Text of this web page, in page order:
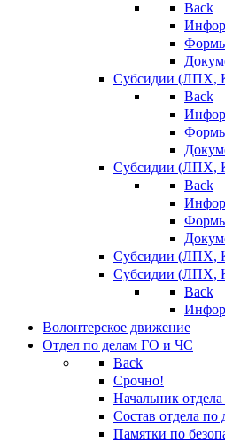
Back
Формы
Субсидии (ЛПХ,
Back
Формы
Субсидии (ЛПХ,
Back
Формы
Субсидии (ЛПХ,
Субсидии (ЛПХ,
Back
Волонтерское движение
Отдел по делам ГО и ЧС
Back
Срочно!
Начальник
Состав отдела
Памятки по